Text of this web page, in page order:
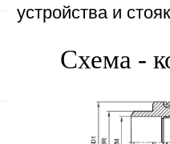
устройства и
Схема -